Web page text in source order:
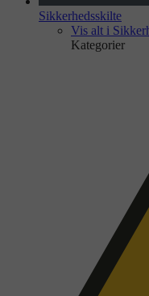
Sikkerhedsskilte
Vis alt i
Kategorier